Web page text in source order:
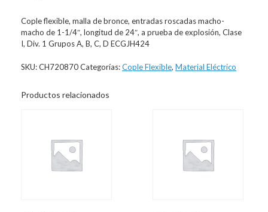
Cople flexible, malla de bronce, entradas roscadas macho-
macho de 1-1/4″, longitud de 24″, a prueba de explosión, Clase
I, Div. 1 Grupos A, B, C, D ECGJH424
SKU:CH720870Categorías:Cople Flexible, Material Eléctrico
Productos relacionados